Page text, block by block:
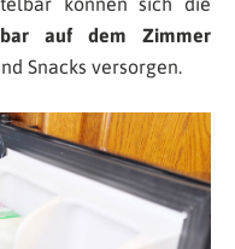
auf dem Zimmer
Snacks versorgen.